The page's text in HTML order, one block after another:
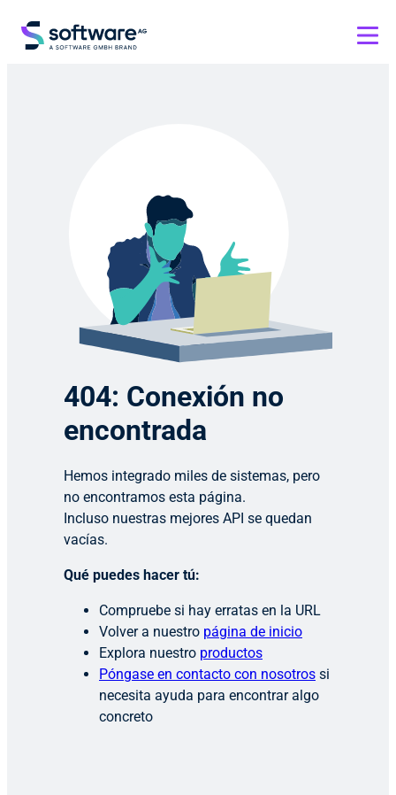
404: Conexión no
encontrada
Hemos integrado miles de sistemas, pero
no encontramos esta página.
Incluso nuestras mejores API se quedan
vacías.
Qué puedes hacer tú:
Compruebe si hay erratas en la URL
Volver a nuestro página de inicio
Explora nuestro productos
Póngase en contacto con nosotros si
necesita ayuda para encontrar algo
concreto